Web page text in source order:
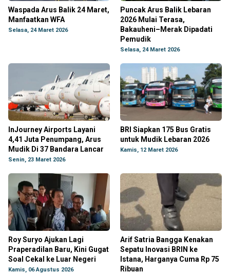
Waspada Arus Balik 24 Maret,
Manfaatkan WFA
Selasa, 24 Maret 2026
Puncak Arus Balik Lebaran
2026 Mulai Terasa,
Bakauheni–Merak Dipadati
Pemudik
Selasa, 24 Maret 2026
InJourney Airports Layani
4,41 Juta Penumpang, Arus
Mudik Di 37 Bandara Lancar
Senin, 23 Maret 2026
BRI Siapkan 175 Bus Gratis
untuk Mudik Lebaran 2026
Kamis, 12 Maret 2026
Roy Suryo Ajukan Lagi
Praperadilan Baru, Kini Gugat
Soal Cekal ke Luar Negeri
Kamis, 06 Agustus 2026
Arif Satria Bangga Kenakan
Sepatu Inovasi BRIN ke
Istana, Harganya Cuma Rp 75
Ribuan